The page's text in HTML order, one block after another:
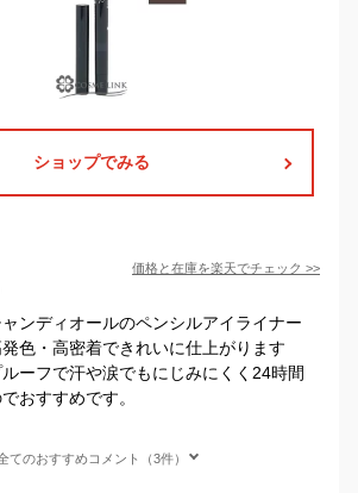
ショップでみる
価格と在庫を楽天でチェック >>
ンディオールのペンシルアイライナー
色・高密着できれいに仕上がります
ーフで汗や涙でもにじみにくく24時間
おすすめです。
てのおすすめコメント（3件）